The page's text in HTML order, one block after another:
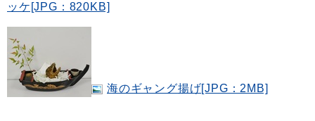
ッケ[JPG：820KB]
海のギャング揚げ[JPG：2MB]